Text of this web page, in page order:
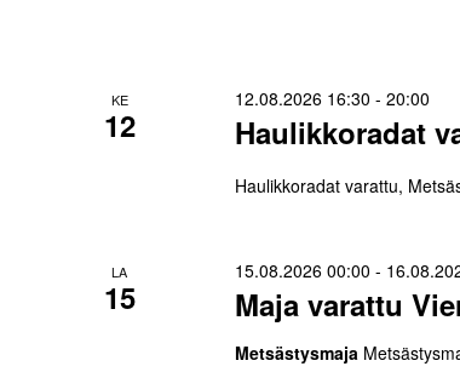
KE
12 Haulikkoradat
12.08.2026 16:30 -20:00
Haulikkoradat varattu,
LA
15 Maja varattu
15.08.2026 00:00 -
Metsästysmaja